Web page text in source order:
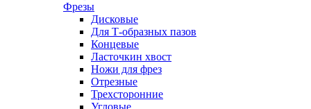
Фрезы
Дисковые
Для Т-образных пазов
Концевые
Ласточкин хвост
Ножи для фрез
Отрезные
Трехсторонние
Угловые